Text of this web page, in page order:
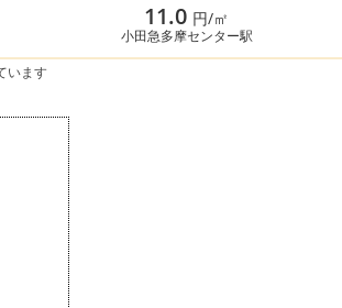
11.0 円/㎡
小田急多摩センター駅
います